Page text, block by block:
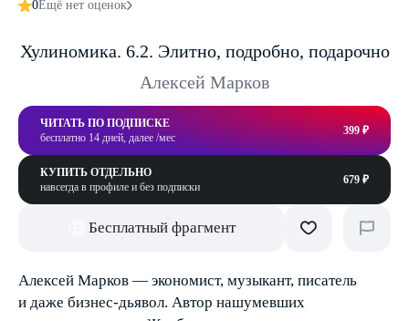
0Ещё нет оценок
Хулиномика. 6.2. Элитно, подробно, подарочно
Алексей Марков
ЧИТАТЬ ПО ПОДПИСКЕ
бесплатно 14 дней, далее /мес
399 ₽
КУПИТЬ ОТДЕЛЬНО
навсегда в профиле и без подписки
679 ₽
Бесплатный фрагмент
Алексей Марков — экономист, музыкант, писатель
и даже бизнес-дьявол. Автор нашумевших